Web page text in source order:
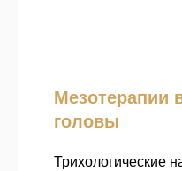
Мезотерапии
головы
Трихологические